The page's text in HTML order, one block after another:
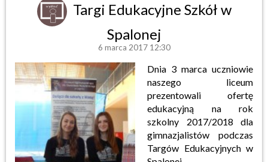
Targi Edukacyjne Szkół w
Spalonej
6 marca 2017 12:30
Dnia 3 marca uczniowie
naszego liceum
prezentowali ofertę
edukacyjną na rok
szkolny 2017/2018 dla
gimnazjalistów podczas
Targów Edukacyjnych w